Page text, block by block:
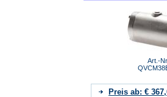
Art.-
Preis ab: €